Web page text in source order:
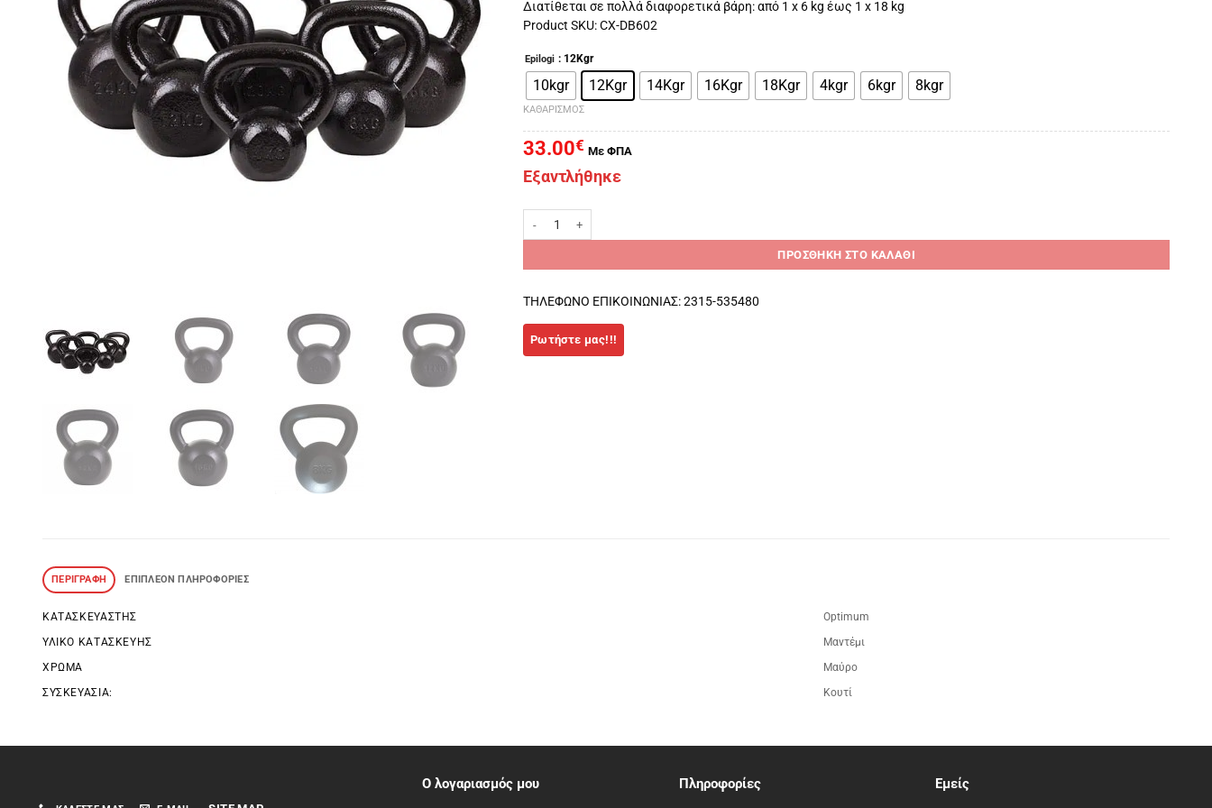
Διατίθεται σε πολλά διαφορετικά βάρη: από 1 x 6 kg έως 1 x 18 kg
Product SKU: CX-DB602
Epilogi : 12Kgr
10kgr 12Kgr 14Kgr 16Kgr 18Kgr 4kgr 6kgr 8kgr
ΚΑΘΑΡΙΣΜΌΣ
33.00€ Με ΦΠΑ
Εξαντλήθηκε
ΠΡΟΣΘΉΚΗ ΣΤΟ ΚΑΛΆΘΙ
ΤΗΛΕΦΩΝΟ ΕΠΙΚΟΙΝΩΝΙΑΣ: 2315-535480
ΠΕΡΙΓΡΑΦΉ ΕΠΙΠΛΈΟΝ ΠΛΗΡΟΦΟΡΊΕΣ
ΚΑΤΑΣΚΕΥΑΣΤΉΣ
Optimum
ΥΛΙΚΌ ΚΑΤΑΣΚΕΥΉΣ
Μαντέμι
ΧΡΏΜΑ
Μαύρο
ΣΥΣΚΕΥΑΣΊΑ:
Κουτί
Ο λογαριασμός μου Πληροφορίες Εμείς